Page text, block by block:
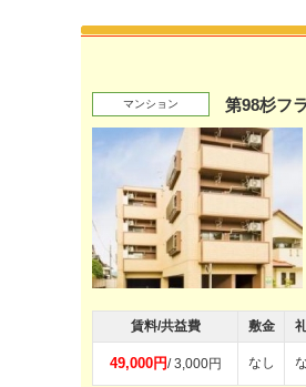
マンション 第98杉フ
賃料/共益費 敷金
49,000円/ 3,000円 なし